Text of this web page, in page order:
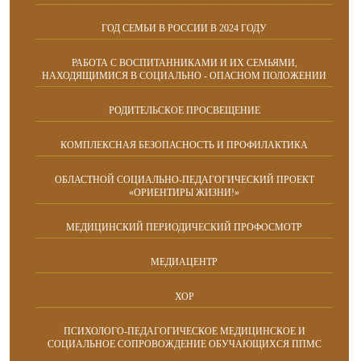
ГОД СЕМЬИ В РОССИИ В 2024 ГОДУ
РАБОТА С ВОСПИТАННИКАМИ И ИХ СЕМЬЯМИ,
НАХОДЯЩИМИСЯ В СОЦИАЛЬНО - ОПАСНОМ ПОЛОЖЕНИИ
РОДИТЕЛЬСКОЕ ПРОСВЕЩЕНИЕ
КОМПЛЕКСНАЯ БЕЗОПАСНОСТЬ И ПРОФИЛАКТИКА
ОБЛАСТНОЙ СОЦИАЛЬНО-ПЕДАГОГИЧЕСКИЙ ПРОЕКТ
«ОРИЕНТИРЫ ЖИЗНИ!»
МЕДИЦИНСКИЙ ПЕРИОДИЧЕСКИЙ ПРОФОСМОТР
МЕДИАЦЕНТР
ХОР
ПСИХОЛОГО-ПЕДАГОГИЧЕСКОЕ МЕДИЦИНСКОЕ И
СОЦИАЛЬНОЕ СОПРОВОЖДЕНИЕ ОБУЧАЮЩИХСЯ ППМС